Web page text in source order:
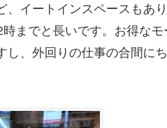
イートインスペースもあり
までと長いです。お得な
し、外回りの仕事の合間に